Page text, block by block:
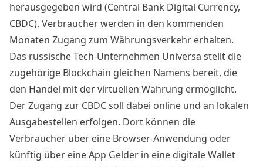
herausgegeben wird (Central Bank Digital Currency,
CBDC). Verbraucher werden in den kommenden
Monaten Zugang zum Währungsverkehr erhalten.
Das russische Tech-Unternehmen Universa stellt die
zugehörige Blockchain gleichen Namens bereit, die
den Handel mit der virtuellen Währung ermöglicht.
Der Zugang zur CBDC soll dabei online und an lokalen
Ausgabestellen erfolgen. Dort können die
Verbraucher über eine Browser-Anwendung oder
künftig über eine App Gelder in eine digitale Wallet